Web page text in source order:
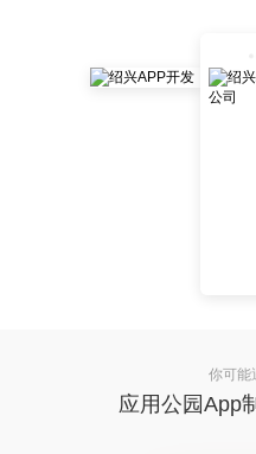
你可能
应用公园App